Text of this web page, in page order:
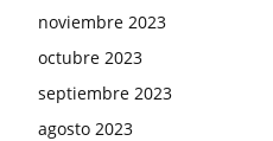
noviembre 2023
octubre 2023
septiembre 2023
agosto 2023